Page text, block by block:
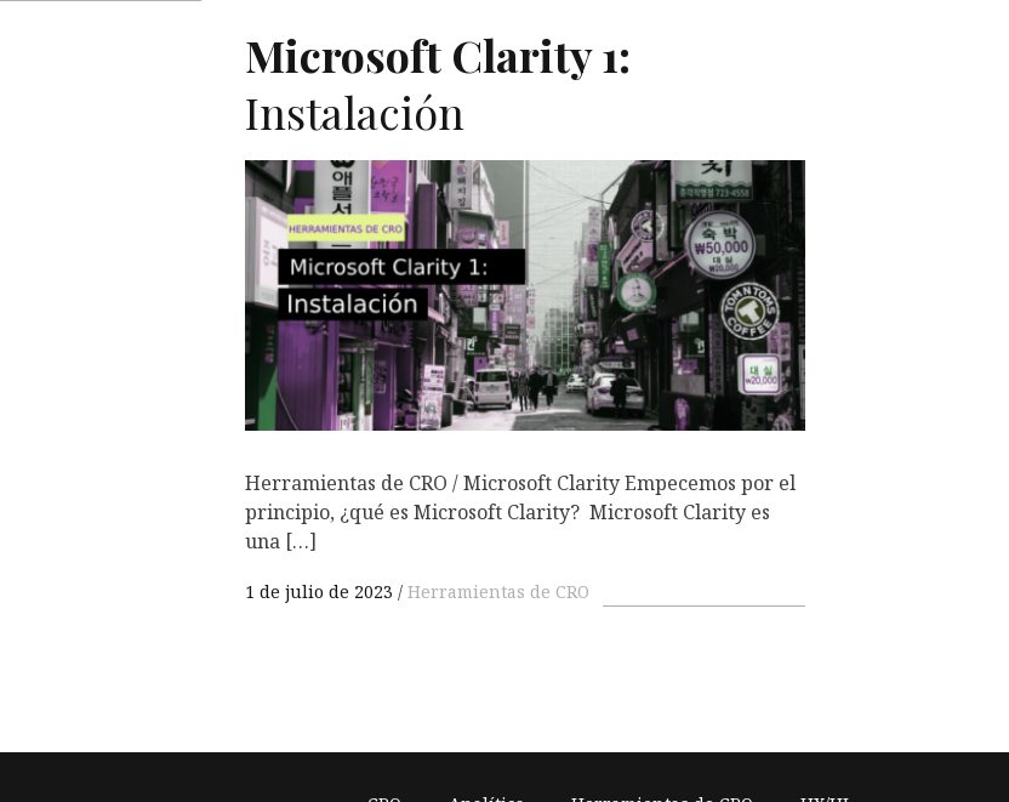
Microsoft Clarity 1:
Instalación
Herramientas de CRO / Microsoft Clarity Empecemos por el
principio, ¿qué es Microsoft Clarity? Microsoft Clarity es
una […]
1 de julio de 2023 Herramientas de CRO